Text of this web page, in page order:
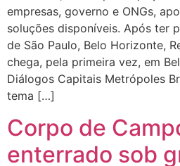
empresas, governo e ONGs,
soluções disponíveis. Após ter
de São Paulo, Belo Horizonte,
chega, pela primeira vez, em
Diálogos Capitais Metrópoles
tema […]
Corpo de
enterrado sob